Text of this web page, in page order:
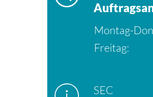
Montag-
Freitag:
SEC